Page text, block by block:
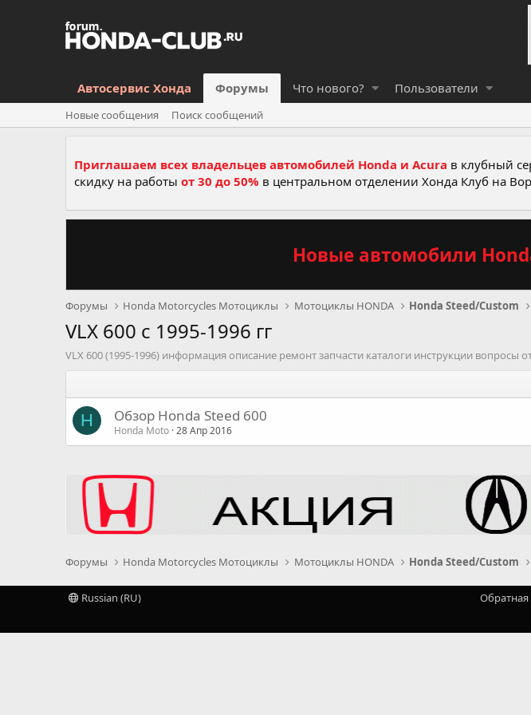
Автосервис Хонда Форумы Что нового? Пользователи
Новые сообщения Поиск сообщений
Приглашаем всех владельцев автомобилей Honda и Acura в клубный
скидку на работы от 30 до 50% в центральном отделении Хонда Клуб на
Новые автомобили
Форумы Honda Motorcycles Мотоциклы Мотоциклы HONDA Honda Steed/Custom
VLX 600 c 1995-1996 гг
VLX 600 (1995-1996) информация описание ремонт запчасти каталоги инструкции вопросы
H Обзор Honda Steed 600
Honda Moto 28 Апр 2016
Форумы Honda Motorcycles Мотоциклы Мотоциклы HONDA Honda Steed/Custom
Russian (RU) Обратная